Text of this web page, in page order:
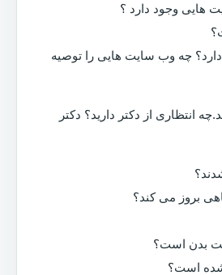
هایی وجود دارد ؟
چه وب سایت هایی را توصیه
انتظاری از دکتر دارید؟ دکتر
بروز می کند؟
بدن است؟
شده است؟